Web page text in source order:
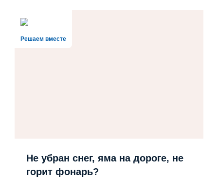
Решаем вместе
Не убран снег, яма на дороге, не
горит фонарь?